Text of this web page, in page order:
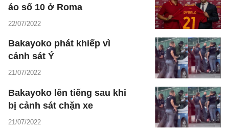
áo số 10 ở Roma
22/07/2022
Bakayoko phát khiếp vì
cảnh sát Ý
21/07/2022
Bakayoko lên tiếng sau khi
bị cảnh sát chặn xe
21/07/2022